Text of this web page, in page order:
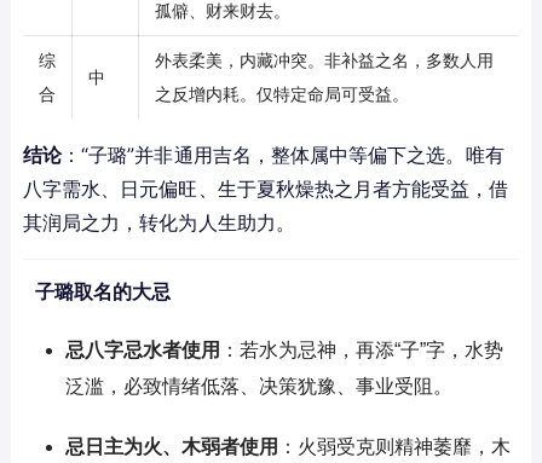
孤僻、财来财去。
综
合
中
外表柔美，内藏冲突。非补益之名，多数人用
之反增内耗。仅特定命局可受益。
结论：“子璐”并非通用吉名，整体属中等偏下之选。唯有
八字需水、日元偏旺、生于夏秋燥热之月者方能受益，借
其润局之力，转化为人生助力。
子璐取名的大忌
忌八字忌水者使用 ：若水为忌神，再添“子”字，水势
泛滥，必致情绪低落、决策犹豫、事业受阻。
忌日主为火、木弱者使用 ：火弱受克则精神萎靡，木